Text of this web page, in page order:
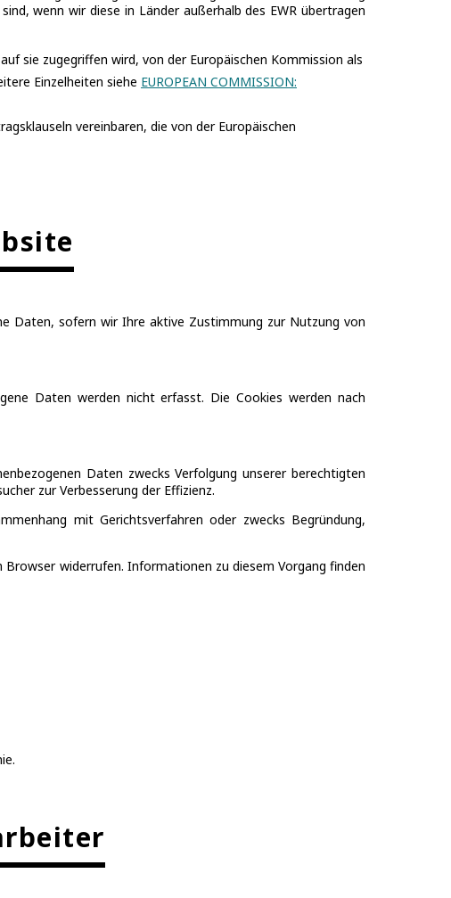
wenn wir diese in Länder außerhalb des EWR übertragen
sie zugegriffen wird, von der Europäischen Kommission als
Einzelheiten siehe EUROPEAN COMMISSION:
vereinbaren, die von der Europäischen
Daten, sofern wir Ihre aktive Zustimmung zur Nutzung von
Daten werden nicht erfasst. Die Cookies werden nach
Daten zwecks Verfolgung unserer berechtigten
zur Verbesserung der Effizienz.
mit Gerichtsverfahren oder zwecks Begründung,
widerrufen. Informationen zu diesem Vorgang finden